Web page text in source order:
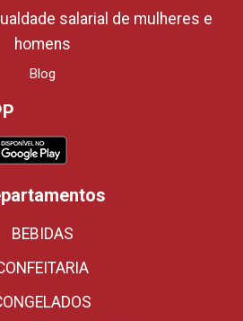
salarial de mulheres e
homens
Blog
BEBIDAS